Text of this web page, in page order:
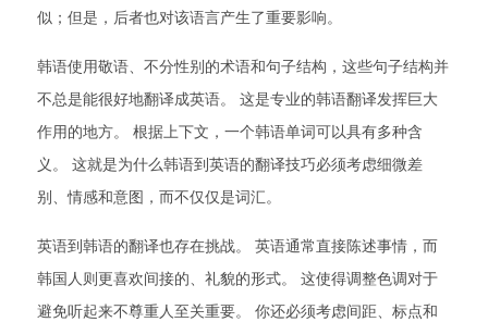
似；但是，后者也对该语言产生了重要影响。
韩语使用敬语、不分性别的术语和句子结构，这些句子结构并
不总是能很好地翻译成英语。 这是专业的韩语翻译发挥巨大
作用的地方。 根据上下文，一个韩语单词可以具有多种含
义。 这就是为什么韩语到英语的翻译技巧必须考虑细微差
别、情感和意图，而不仅仅是词汇。
英语到韩语的翻译也存在挑战。 英语通常直接陈述事情，而
韩国人则更喜欢间接的、礼貌的形式。 这使得调整色调对于
避免听起来不尊重人至关重要。 你还必须考虑间距、标点和